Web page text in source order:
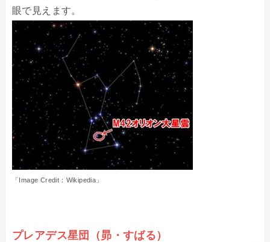
眼で見えます。
「Image Credit：Wikipedia」
プレアデス星団（昴・すばる）